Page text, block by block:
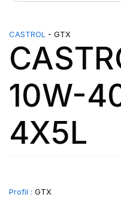
CASTROL - GTX
10W-
4X5L
Profil : GTX